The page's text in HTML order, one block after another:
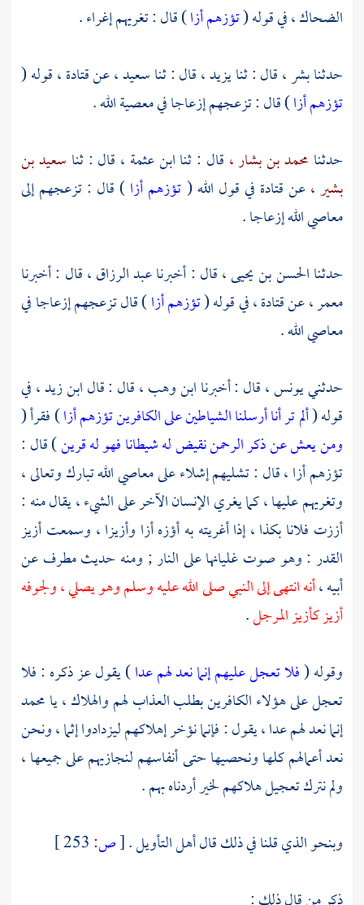
الضحاك ،في قوله (تؤزهم أزا) قال : تغريهم إغراء .
حدثنابشر ،قال : ثنايزيد ،قال : ثناسعيد ،عنقتادة ،قوله (
تؤزهم أزا) قال : تزعجهم إزعاجا في معصية الله .
حدثنا محمد بن بشار ، قال : ثناابن عثمة ، قال : ثنا سعيد بن
بشير ،عنقتادة في قول الله (تؤزهم أزا) قال : تزعجهم إلى
معاصي الله إزعاجا .
حدثناالحسن بن يحيى ،قال : أخبرناعبد الرزاق ،قال : أخبرنا
معمر ،عنقتادة ،في قوله (تؤزهم أزا) قال تزعجهم إزعاجا في
معاصي الله .
حدثنييونس ،قال : أخبرناابن وهب ،قال : قالابن زيد ،في
قوله (ألم تر أنا أرسلنا الشياطين على الكافرين تؤزهم أزا) فقرأ (
ومن يعش عن ذكر الرحمن نقيض له شيطانا فهو له قرين) قال :
تؤزهم أزا ، قال : تشليهم إشلاء على معاصي الله تبارك وتعالى ،
وتغريهم عليها ، كما يغري الإنسان الآخر على الشيء ، يقال منه :
أززت فلانا بكذا ، إذا أغريته به أؤزه أزا وأزيزا ، وسمعت أزيز
القدر : وهو صوت غليانها على النار ; ومنه حديثمطرفعن
أبيه ،أنه انتهى إلى النبي صلى الله عليه وسلم وهو يصلي ، ولجوفه
أزيز كأزيز المرجل.
وقوله (فلا تعجل عليهم إنما نعد لهم عدا) يقول عز ذكره : فلا
تعجل على هؤلاء الكافرين بطلب العذاب لهم والهلاك ، يامحمد
إنما نعد لهم عدا ، يقول : فإنما نؤخر إهلاكهم ليزدادوا إثما ، ونحن
نعد أعمالهم كلها ونحصيها حتى أنفاسهم لنجازيهم على جميعها ،
ولم نترك تعجيل هلاكهم لخير أردناه بهم .
وبنحو الذي قلنا في ذلك قال أهل التأويل .[ص: